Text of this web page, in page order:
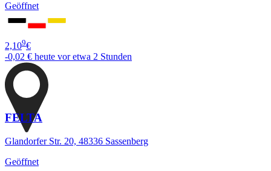
Geöffnet
2,109€
-0,02 € heute vor etwa 2 Stunden
FELTA
Glandorfer Str. 20, 48336 Sassenberg
Geöffnet